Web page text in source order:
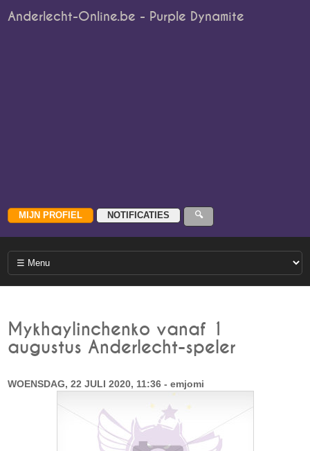
Anderlecht-Online.be - Purple Dynamite
Mykhaylinchenko vanaf 1
augustus Anderlecht-speler
WOENSDAG, 22 JULI 2020, 11:36 - emjomi